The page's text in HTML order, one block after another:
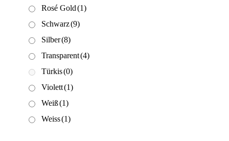
Rosé Gold(1)
Schwarz(9)
Silber(8)
Transparent(4)
Türkis(0)
Violett(1)
Weiß(1)
Weiss(1)